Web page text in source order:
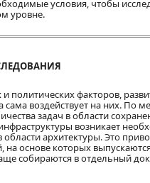
условия, чтобы
уровне.
политических факторов,
воздействует на них. По
задач в области
возникает
области архитектуры. Это
основе которых
собираются в отдельный